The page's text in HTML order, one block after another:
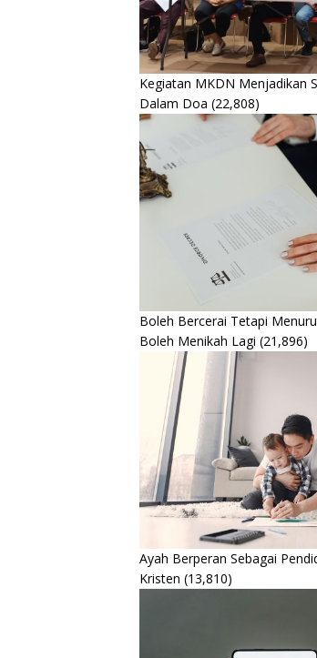
Kegiatan MKDN Menjadikan
Dalam Doa (22,808)
Boleh Bercerai Tetapi
Boleh Menikah Lagi (21,896)
Ayah Berperan Sebagai
Kristen (13,810)